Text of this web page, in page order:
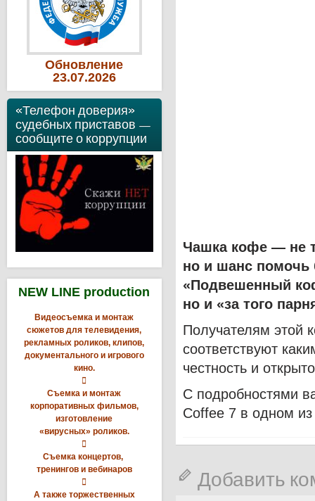
Обновление
23.07.2026
«Телефон доверия»
судебных приставов —
сообщите о коррупции
NEW LINE production
Видеосъемка и монтаж
сюжетов для телевидения,
рекламных роликов, клипов,
документального и игрового
кино.

Съемка и монтаж
корпоративных фильмов,
изготовление
«вирусных» роликов.

Съемка концертов,
тренингов и вебинаров

А также торжественных
Чашка кофе — не
но и шанс помочь
«Подвешенный
но и «за того
Получателям этой
соответствуют
честность и
С подробностями
Coffee 7 в одном
Добавить